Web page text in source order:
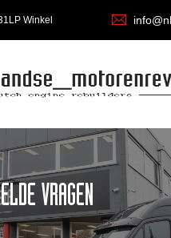
Winkel
VRAGEN